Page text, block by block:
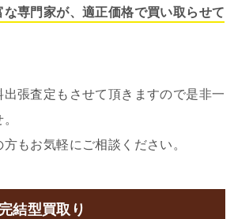
専門家が、適正価格で買い取らせて
張査定もさせて頂きますので是非一
もお気軽にご相談ください。
結型買取り